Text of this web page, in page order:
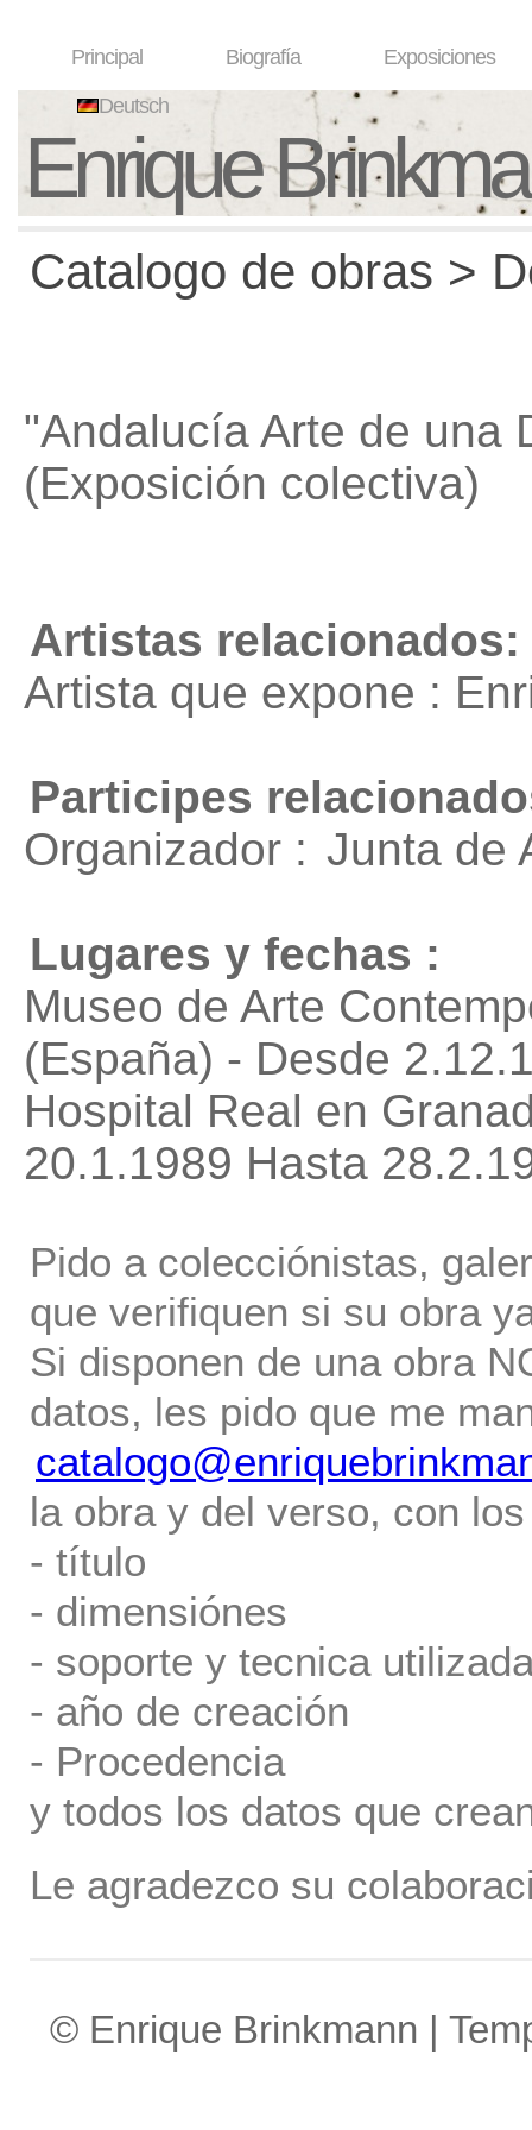
Principal Biografía Exposiciones
Deutsch
Enrique
Catalogo de obras >
"Andalucía Arte de una
(Exposición colectiva)
Artistas relacionados:
Artista que expone :
Participes
Organizador : Junta de
Lugares y fechas :
Museo de Arte
(España) - Desde
Hospital Real en
20.1.1989 Hasta
Pido a colecciónistas,
que verifiquen si su obra
Si disponen de una obra
datos, les pido que me
la obra y del verso, con
- título
- dimensiónes
- soporte y tecnica
- año de creación
- Procedencia
y todos los datos que
Le agradezco su
© Enrique Brinkmann |